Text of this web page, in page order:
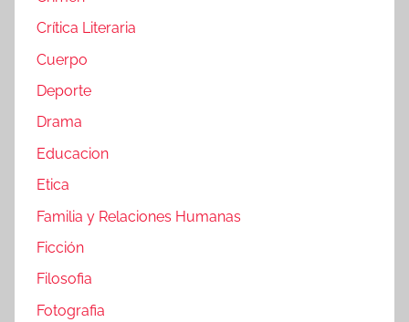
Crítica Literaria
Cuerpo
Deporte
Drama
Educacion
Etica
Familia y Relaciones Humanas
Ficción
Filosofia
Fotografia